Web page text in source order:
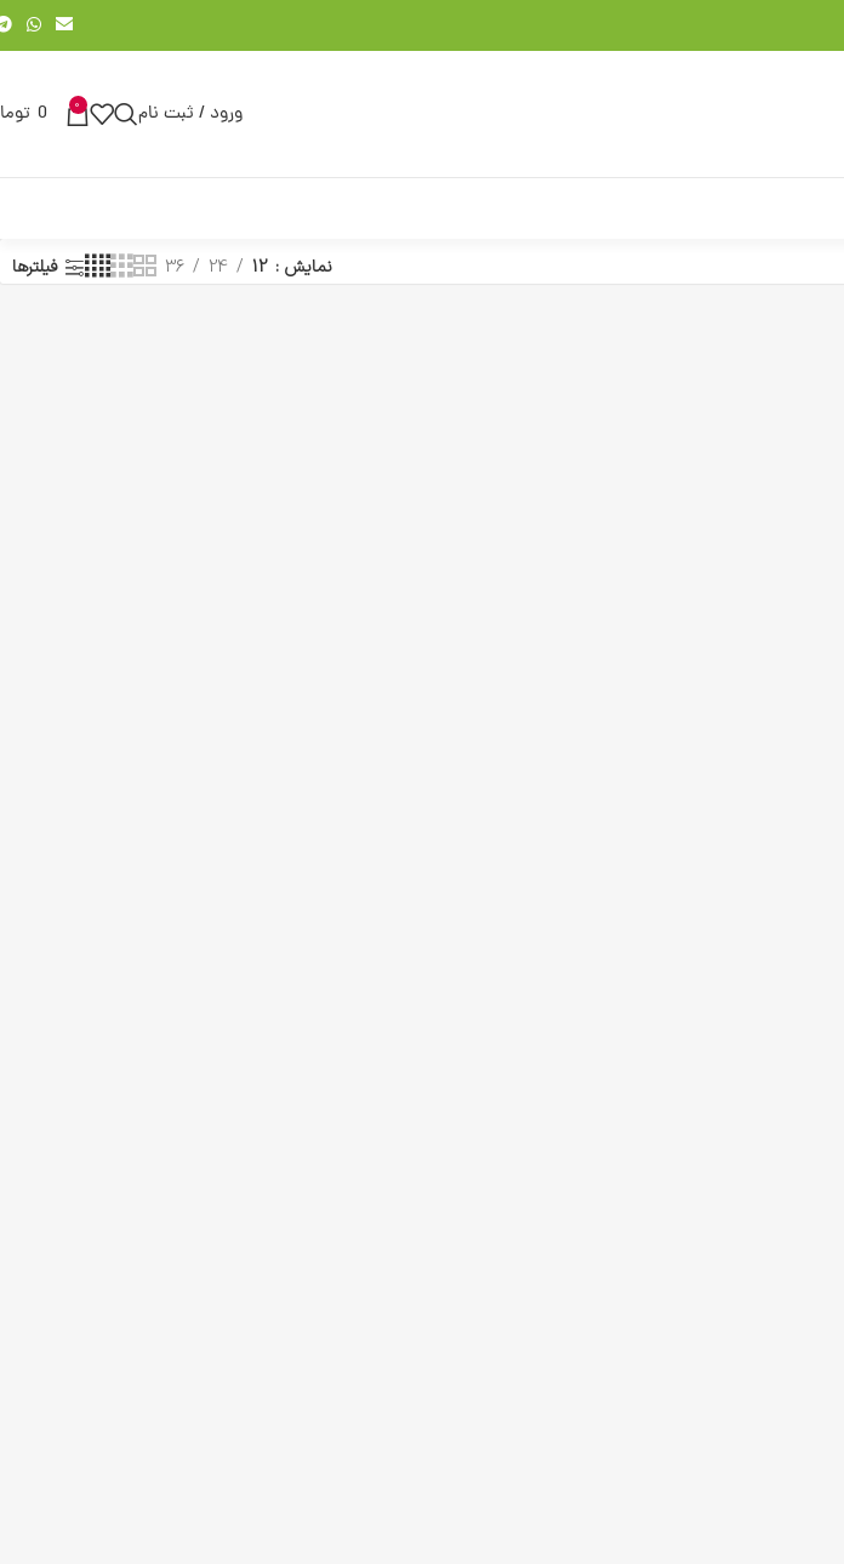
ورود / ثبت نام 0
0
نمایش 12
24
36 فیلترها